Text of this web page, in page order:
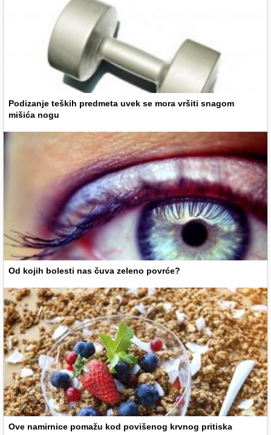
Podizanje teških predmeta uvek se mora vršiti snagom
mišića nogu
Od kojih bolesti nas čuva zeleno povrće?
Ove namirnice pomažu kod povišenog krvnog pritiska